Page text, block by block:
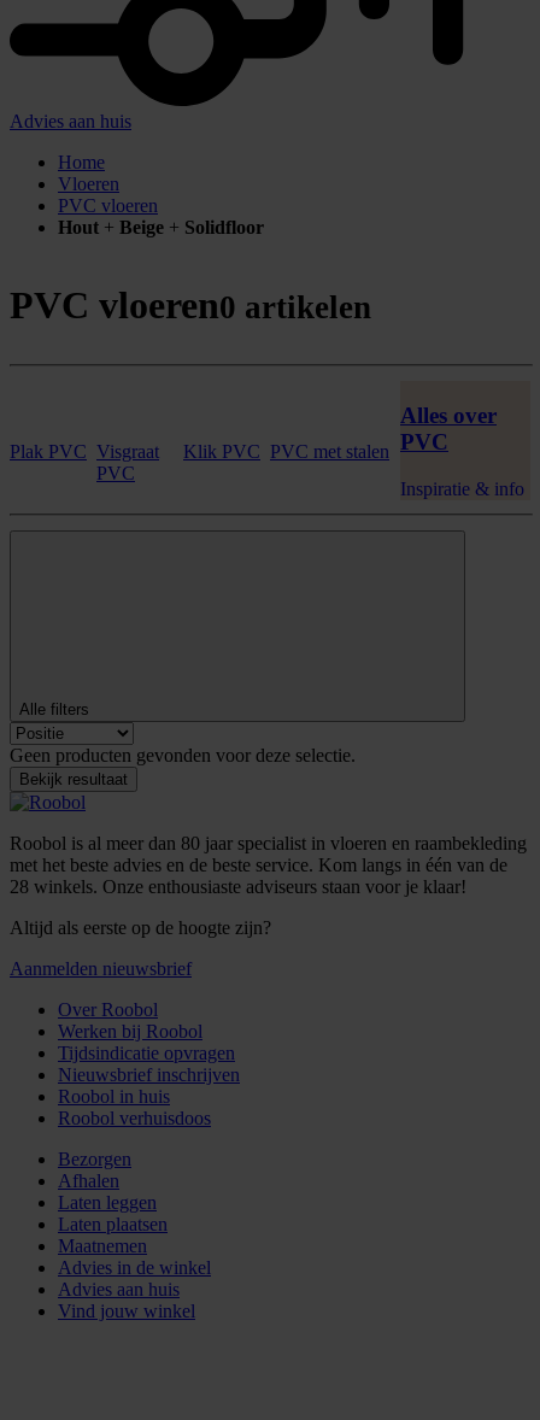
Advies aan huis
Home
Vloeren
PVC vloeren
Hout + Beige + Solidfloor
PVC vloeren0 artikelen
Plak PVC Visgraat
PVC
Klik PVC PVC met stalen
Alles over
PVC
Inspiratie & info
Alle filters
Geen producten gevonden voor deze selectie.
Bekijk resultaat
Roobol is al meer dan 80 jaar specialist in vloeren en raambekleding
met het beste advies en de beste service. Kom langs in één van de
28 winkels. Onze enthousiaste adviseurs staan voor je klaar!
Altijd als eerste op de hoogte zijn?
Aanmelden nieuwsbrief
Over Roobol
Werken bij Roobol
Tijdsindicatie opvragen
Nieuwsbrief inschrijven
Roobol in huis
Roobol verhuisdoos
Bezorgen
Afhalen
Laten leggen
Laten plaatsen
Maatnemen
Advies in de winkel
Advies aan huis
Vind jouw winkel